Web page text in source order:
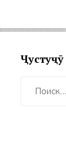
Ҷустуҷӯ